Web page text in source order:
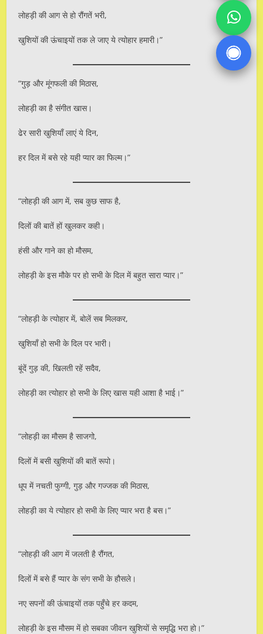
लोहड़ी की आग से हो रौंगतें भरी,
खुशियों की ऊंचाइयों तक ले जाए ये त्योहार हमारी।”
“गुड़ और मूंगफली की मिठास,
लोहड़ी का है संगीत खास।
ढेर सारी खुशियाँ लाएं ये दिन,
हर दिल में बसे रहे यही प्यार का फिल्म।”
“लोहड़ी की आग में, सब कुछ साफ है,
दिलों की बातें हों खुलकर कही।
हंसी और गाने का हो मौसम,
लोहड़ी के इस मौके पर हो सभी के दिल में बहुत सारा प्यार।”
“लोहड़ी के त्योहार में, बोलें सब मिलकर,
खुशियाँ हो सभी के दिल पर भारी।
बूंदें गुड़ की, खिलती रहें सदैव,
लोहड़ी का त्योहार हो सभी के लिए खास यही आशा है भाई।”
“लोहड़ी का मौसम है साजगो,
दिलों में बसी खुशियों की बातें रूपो।
धूप में नचती फुग्गी, गुड़ और गज्जक की मिठास,
लोहड़ी का ये त्योहार हो सभी के लिए प्यार भरा है बस।”
“लोहड़ी की आग में जलती है रौंगत,
दिलों में बसे हैं प्यार के संग सभी के हौसले।
नए सपनों की ऊंचाइयों तक पहुँचे हर कदम,
लोहड़ी के इस मौसम में हो सबका जीवन खुशियों से समृद्धि भरा हो।”